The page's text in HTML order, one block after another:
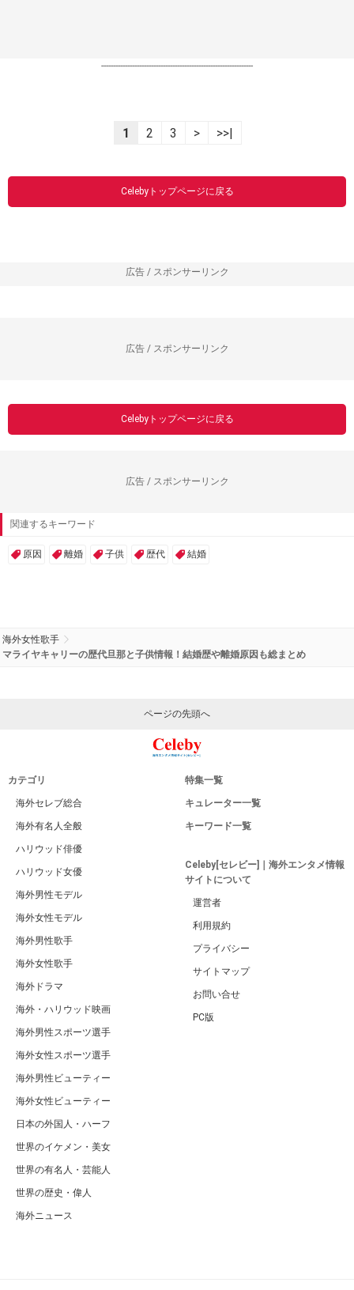
----------------------------------------------------------------
1 2 3 > >>|
Celebyトップページに戻る
広告 / スポンサーリンク
広告 / スポンサーリンク
Celebyトップページに戻る
広告 / スポンサーリンク
関連するキーワード
原因 離婚 子供 歴代 結婚
海外女性歌手
マライヤキャリーの歴代旦那と子供情報！結婚歴や離婚原因も総まとめ
ページの先頭へ
カテゴリ
海外セレブ総合
海外有名人全般
ハリウッド俳優
ハリウッド女優
海外男性モデル
海外女性モデル
海外男性歌手
海外女性歌手
海外ドラマ
海外・ハリウッド映画
海外男性スポーツ選手
海外女性スポーツ選手
海外男性ビューティー
海外女性ビューティー
日本の外国人・ハーフ
世界のイケメン・美女
世界の有名人・芸能人
世界の歴史・偉人
海外ニュース
特集一覧
キュレーター一覧
キーワード一覧
Celeby[セレビー]｜海外エンタメ情報
サイトについて
運営者
利用規約
プライバシー
サイトマップ
お問い合せ
PC版